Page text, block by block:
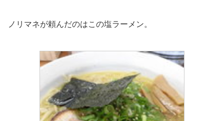
ノリマネが頼んだのはこの塩ラーメン。